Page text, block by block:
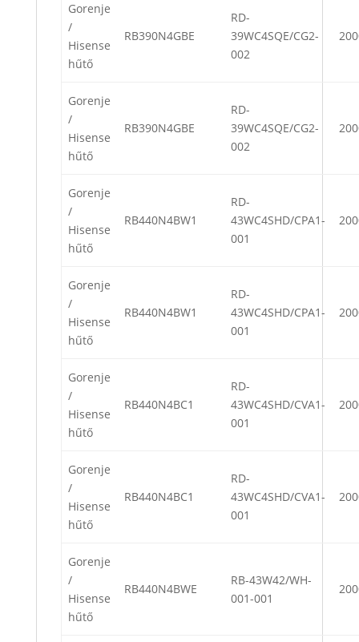
Gorenje
/
Hisense
hűtő
RB390N4GBE
RD-
39WC4SQE/CG2-
002
Gorenje
/
Hisense
hűtő
RB390N4GBE
RD-
39WC4SQE/CG2-
002
Gorenje
/
Hisense
hűtő
RB440N4BW1
RD-
43WC4SHD/CPA1-
001
Gorenje
/
Hisense
hűtő
RB440N4BW1
RD-
43WC4SHD/CPA1-
001
Gorenje
/
Hisense
hűtő
RB440N4BC1
RD-
43WC4SHD/CVA1-
001
Gorenje
/
Hisense
hűtő
RB440N4BC1
RD-
43WC4SHD/CVA1-
001
Gorenje
/
Hisense
hűtő
RB440N4BWE
RB-43W42/WH-
001-001